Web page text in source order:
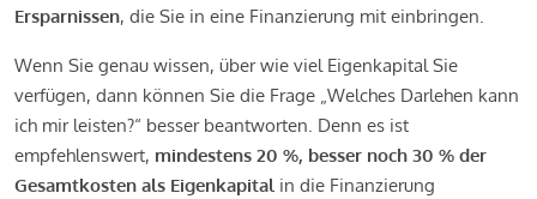
Ersparnissen, die Sie in eine Finanzierung mit einbringen.
Wenn Sie genau wissen, über wie viel Eigenkapital Sie
verfügen, dann können Sie die Frage „Welches Darlehen kann
ich mir leisten?“ besser beantworten. Denn es ist
empfehlenswert, mindestens 20 %, besser noch 30 % der
Gesamtkosten als Eigenkapital in die Finanzierung